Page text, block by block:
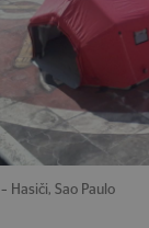
Hasiči, Sao Paulo